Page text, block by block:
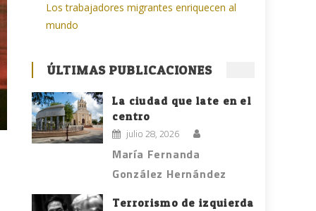
Los trabajadores migrantes enriquecen al
mundo
ÚLTIMAS PUBLICACIONES
La ciudad que late en el
centro
julio 28, 2026
María Fernanda
González Hernández
Terrorismo de izquierda